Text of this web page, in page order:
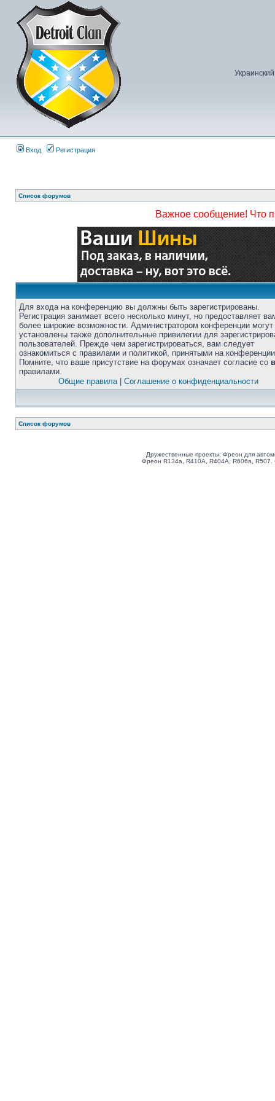
Вход Регистрация
Список форумов
Важное сообщение! Что
Для входа на конференцию вы должны быть зарегистрированы.
Регистрация занимает всего несколько минут, но предоставляет
более широкие возможности. Администратором конференции
установлены также дополнительные привилегии для
пользователей. Прежде чем зарегистрироваться, вам следует
ознакомиться с правилами и политикой, принятыми на
Помните, что ваше присутствие на форумах означает согласие со
правилами.
Общие правила| Соглашение о конфиденциальности
Список форумов
Дружественные проекты: Фреон для
Фреон R134a, R410A, R404A, R606a,